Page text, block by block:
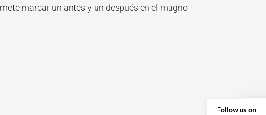
marcar un antes y un después en el magno
Follow us on